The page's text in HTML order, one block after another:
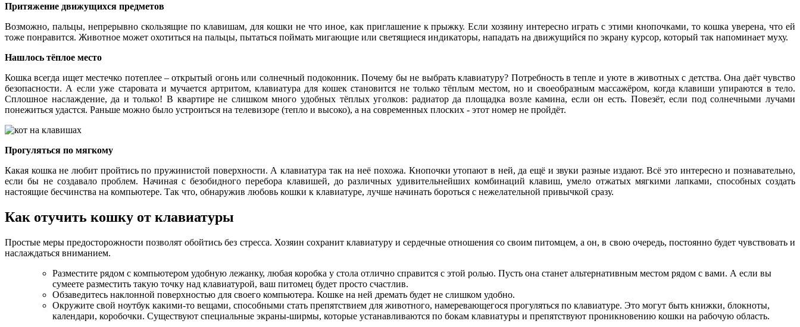
Притяжение движущихся предметов
Возможно, пальцы, непрерывно скользящие по клавишам, для кошки не что иное, как приглашение к прыжку. Если хозяину интересно играть с этими кнопочками, то кошка уверена, что ей
тоже понравится. Животное может охотиться на пальцы, пытаться поймать мигающие или светящиеся индикаторы, нападать на движущийся по экрану курсор, который так напоминает муху.
Нашлось тёплое место
Кошка всегда ищет местечко потеплее – открытый огонь или солнечный подоконник. Почему бы не выбрать клавиатуру? Потребность в тепле и уюте в животных с детства. Она даёт чувство
безопасности. А если уже старовата и мучается артритом, клавиатура для кошек становится не только тёплым местом, но и своеобразным массажёром, когда клавиши упираются в тело.
Сплошное наслаждение, да и только! В квартире не слишком много удобных тёплых уголков: радиатор да площадка возле камина, если он есть. Повезёт, если под солнечными лучами
понежиться удастся. Раньше можно было устроиться на телевизоре (тепло и высоко), а на современных плоских - этот номер не пройдёт.
Прогуляться по мягкому
Какая кошка не любит пройтись по пружинистой поверхности. А клавиатура так на неё похожа. Кнопочки утопают в ней, да ещё и звуки разные издают. Всё это интересно и познавательно,
если бы не создавало проблем. Начиная с безобидного перебора клавишей, до различных удивительнейших комбинаций клавиш, умело отжатых мягкими лапками, способных создать
настоящие бесчинства на компьютере. Так что, обнаружив любовь кошки к клавиатуре, лучше начинать бороться с нежелательной привычкой сразу.
Как отучить кошку от клавиатуры
Простые меры предосторожности позволят обойтись без стресса. Хозяин сохранит клавиатуру и сердечные отношения со своим питомцем, а он, в свою очередь, постоянно будет чувствовать и
наслаждаться вниманием.
Разместите рядом с компьютером удобную лежанку, любая коробка у стола отлично справится с этой ролью. Пусть она станет альтернативным местом рядом с вами. А если вы
сумеете разместить такую точку над клавиатурой, ваш питомец будет просто счастлив.
Обзаведитесь наклонной поверхностью для своего компьютера. Кошке на ней дремать будет не слишком удобно.
Окружите свой ноутбук какими-то вещами, способными стать препятствием для животного, намеревающегося прогуляться по клавиатуре. Это могут быть книжки, блокноты,
календари, коробочки. Существуют специальные экраны-ширмы, которые устанавливаются по бокам клавиатуры и препятствуют проникновению кошки на рабочую область.